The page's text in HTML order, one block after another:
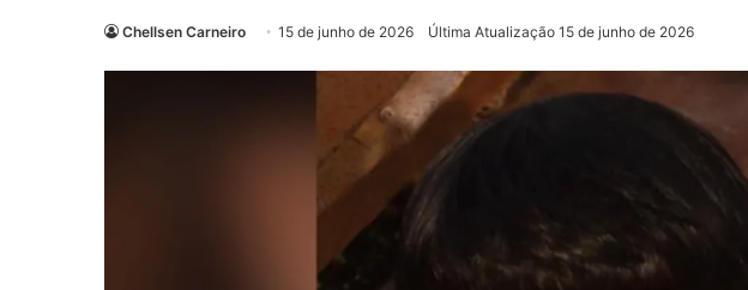
Chellsen Carneiro 15 de junho de 2026 Última Atualização 15 de junho de 2026